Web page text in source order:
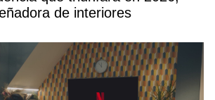
de interiores